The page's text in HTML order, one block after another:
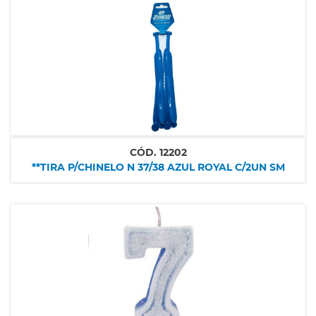
CÓD. 12202
**TIRA P/CHINELO N 37/38 AZUL ROYAL C/2UN SM